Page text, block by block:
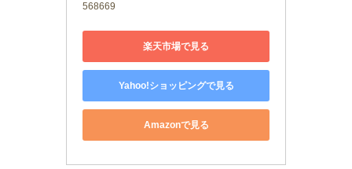
568669
楽天市場で見る
Yahoo!ショッピングで見る
Amazonで見る